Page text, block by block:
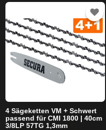
4 Sägeketten VM + Schwert
passend für CMI 1800 | 40cm
3/8LP 57TG 1,3mm